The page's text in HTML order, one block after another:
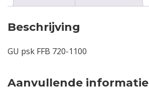
Beschrijving
GU psk FFB 720-1100
Aanvullende informatie